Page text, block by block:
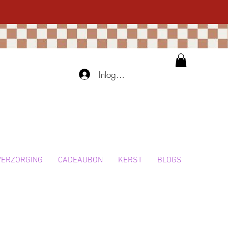
Inloggen
CADEAUBON KERST BLOGS